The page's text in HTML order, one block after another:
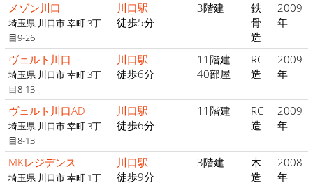
メゾン川口
埼玉県 川口市 幸町 3丁
目9-26
川口駅
徒歩5分
3階建
鉄
骨
造
2009
年
ヴェルト川口
埼玉県 川口市 幸町 3丁
目8-13
川口駅
徒歩6分
11階建
40部屋
RC
造
2009
年
ヴェルト川口AD
埼玉県 川口市 幸町 3丁
目8-13
川口駅
徒歩6分
11階建
RC
造
2009
年
MKレジデンス
埼玉県 川口市 幸町 1丁
川口駅
徒歩9分
3階建
木
造
2008
年